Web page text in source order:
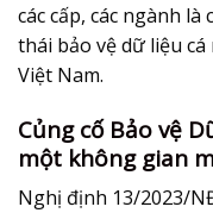
các cấp, các ngành
thái bảo vệ dữ liệu cá
Việt Nam.
Củng cố Bảo vệ
một không gian
Nghị định 13/2023/